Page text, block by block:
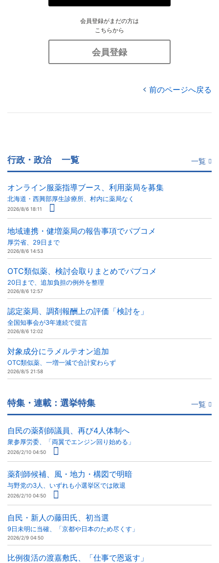
会員登録がまだの方は
こちらから
会員登録
前のページへ戻る
行政・政治 一覧 一覧
オンライン服薬指導ブース、利用薬局を募集
北海道・西興部厚生診療所、村内に薬局なく
2026/8/6 18:11
地域連携・健増薬局の報告事項でパブコメ
厚労省、29日まで
2026/8/6 14:53
OTC類似薬、検討会取りまとめでパブコメ
20日まで、追加負担の例外を整理
2026/8/6 12:57
認定薬局、調剤報酬上の評価「検討を」
全国知事会が3年連続で提言
2026/8/6 12:02
対象成分にラメルテオン追加
OTC類似薬、一増一減で合計変わらず
2026/8/5 21:58
特集・連載：選挙特集 一覧
自民の薬剤師議員、再び4人体制へ
衆参厚労委、「両翼でエンジン回り始める」
2026/2/10 04:50
薬剤師候補、風・地力・構図で明暗
与野党の3人、いずれも小選挙区では敗退
2026/2/10 04:50
自民・新人の藤田氏、初当選
9日未明に当確、「京都や日本のため尽くす」
2026/2/9 04:50
比例復活の渡嘉敷氏、「仕事で恩返す」